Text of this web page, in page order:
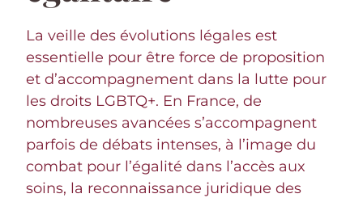
La veille des évolutions légales est
essentielle pour être force de proposition
et d’accompagnement dans la lutte pour
les droits LGBTQ+. En France, de
nombreuses avancées s’accompagnent
parfois de débats intenses, à l’image du
combat pour l’égalité dans l’accès aux
soins, la reconnaissance juridique des